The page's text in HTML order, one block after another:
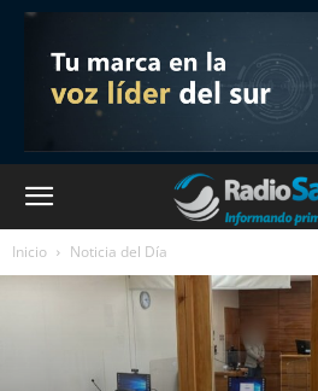
Inicio Noticia del Día